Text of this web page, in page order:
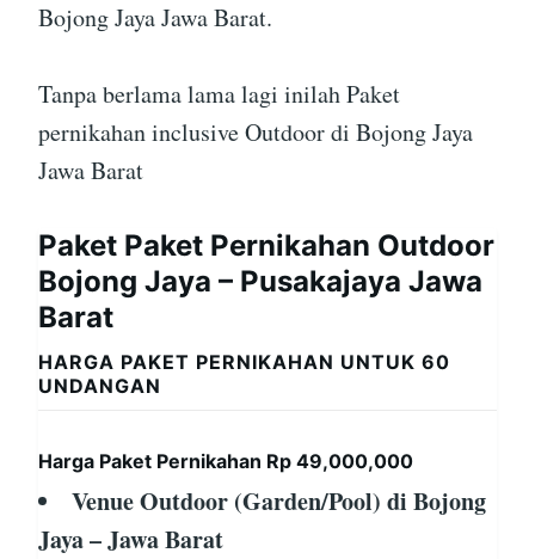
Bojong Jaya Jawa Barat.
Tanpa berlama lama lagi inilah Paket
pernikahan inclusive Outdoor di Bojong Jaya
Jawa Barat
Paket Paket Pernikahan Outdoor
Bojong Jaya – Pusakajaya Jawa
Barat
HARGA PAKET PERNIKAHAN UNTUK 60
UNDANGAN
Harga Paket Pernikahan Rp 49,000,000
Venue Outdoor (Garden/Pool) di Bojong
Jaya – Jawa Barat